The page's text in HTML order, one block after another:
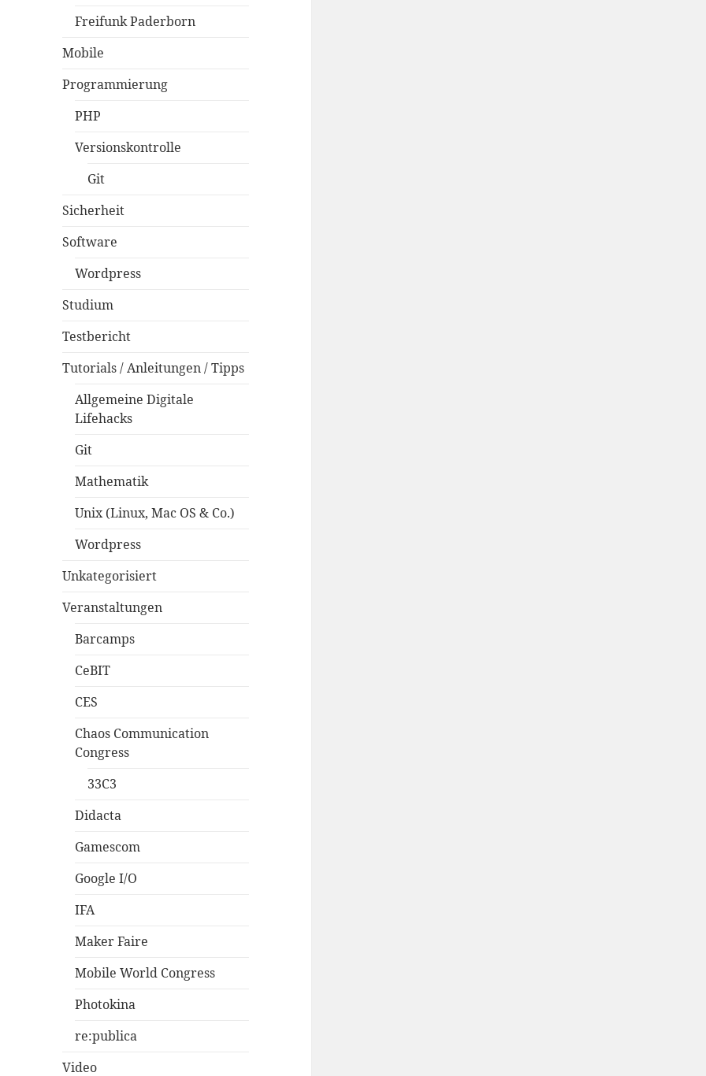
Freifunk Paderborn
Mobile
Programmierung
PHP
Versionskontrolle
Git
Sicherheit
Software
Wordpress
Studium
Testbericht
Tutorials / Anleitungen / Tipps
Allgemeine Digitale
Lifehacks
Git
Mathematik
Unix (Linux, Mac OS & Co.)
Wordpress
Unkategorisiert
Veranstaltungen
Barcamps
CeBIT
CES
Chaos Communication
Congress
33C3
Didacta
Gamescom
Google I/O
IFA
Maker Faire
Mobile World Congress
Photokina
re:publica
Video